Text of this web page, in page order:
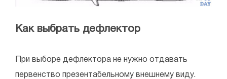
Как выбрать дефлектор
При выборе дефлектора не нужно отдавать
первенство презентабельному внешнему виду.